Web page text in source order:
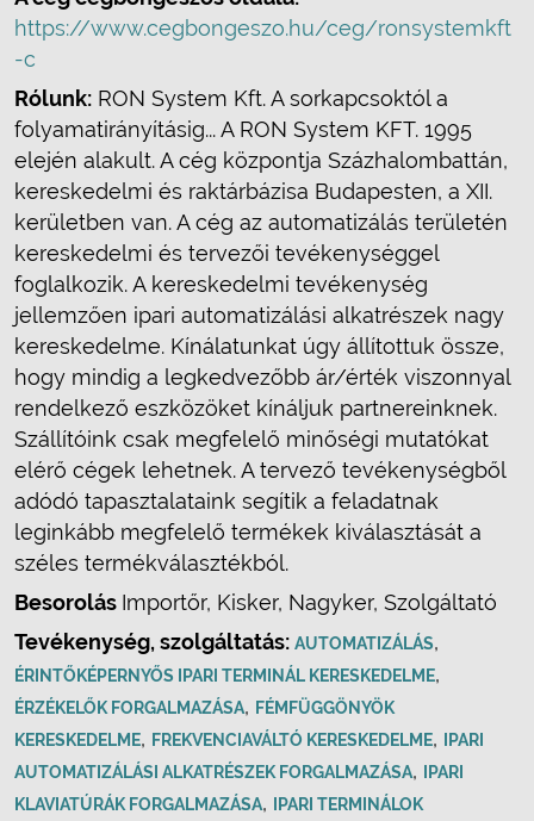
https://www.cegbongeszo.hu/ceg/ronsystemkft
-c
Rólunk: RON System Kft. A sorkapcsoktól a
folyamatirányításig... A RON System KFT. 1995
elején alakult. A cég központja Százhalombattán,
kereskedelmi és raktárbázisa Budapesten, a XII.
kerületben van. A cég az automatizálás területén
kereskedelmi és tervezői tevékenységgel
foglalkozik. A kereskedelmi tevékenység
jellemzően ipari automatizálási alkatrészek nagy
kereskedelme. Kínálatunkat úgy állítottuk össze,
hogy mindig a legkedvezőbb ár/érték viszonnyal
rendelkező eszközöket kínáljuk partnereinknek.
Szállítóink csak megfelelő minőségi mutatókat
elérő cégek lehetnek. A tervező tevékenységből
adódó tapasztalataink segítik a feladatnak
leginkább megfelelő termékek kiválasztását a
széles termékválasztékból.
Besorolás Importőr, Kisker, Nagyker, Szolgáltató
Tevékenység, szolgáltatás: AUTOMATIZÁLÁS,
ÉRINTŐKÉPERNYŐS IPARI TERMINÁL KERESKEDELME,
ÉRZÉKELŐK FORGALMAZÁSA, FÉMFÜGGÖNYÖK
KERESKEDELME, FREKVENCIAVÁLTÓ KERESKEDELME,
IPARI
AUTOMATIZÁLÁSI ALKATRÉSZEK FORGALMAZÁSA,
IPARI
KLAVIATÚRÁK FORGALMAZÁSA,
IPARI TERMINÁLOK